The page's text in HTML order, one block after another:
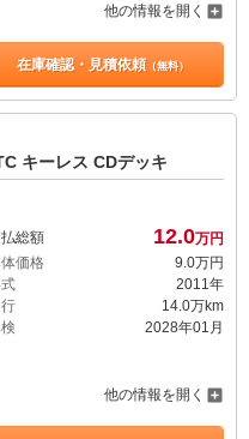
他の情報を開く
在庫確認・見積依頼（無料）
キーレス CDデッキ
総額 12.0万円
価格
9. 0万円
2011年
14.0万km
2028年01月
他の情報を開く